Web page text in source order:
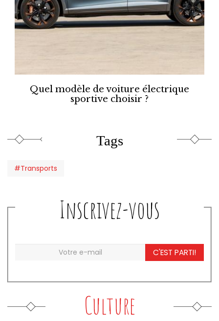
Quel modèle de voiture électrique
sportive choisir ?
Tags
#Transports
Inscrivez-vous
C'EST PARTI!
Culture